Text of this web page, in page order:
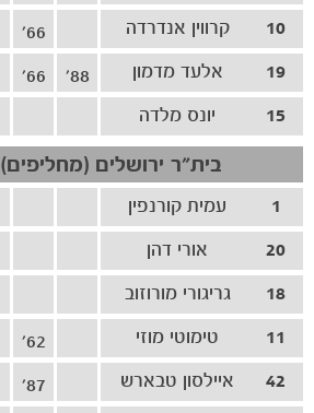
10
קרווין אנדרדה
66'
19
אלעד מדמון 66'
88'
15
יונס מלדה
בית"ר ירושלים (מחליפים)
1
עמית קורנפין
20
אורי דהן
18
גריגורי מורוזוב
11
טימוטי מוזי
62'
42
איילסון טבארש 87'